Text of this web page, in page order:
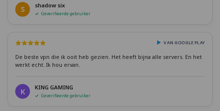
S shadow six
Geverifieerde gebruiker
VAN GOOGLE PLAY
De beste vpn die ik ooit heb gezien. Het heeft bijna alle servers. En het
werkt echt. Ik hou ervan.
K KING GAMING
Geverifieerde gebruiker